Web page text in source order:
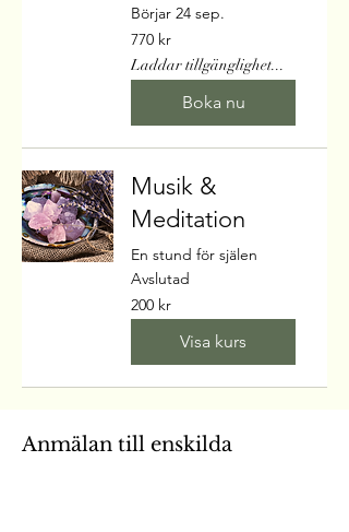
Börjar 24 sep.
770
svenska
kronor
770 kr
Laddar tillgänglighet...
Boka nu
Musik &
Meditation
En stund för själen
Avslutad
200
svenska
kronor
200 kr
Visa kurs
Anmälan till enskilda